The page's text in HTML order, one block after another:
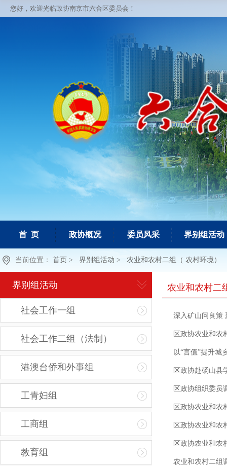
您好，欢迎光临政协南京市六合区委员会！
首 页 政协概况 委员风采 界别组活动
当前位置： 首页 > 界别组活动 > 农业和农村二组（ 农村环境）
界别组活动
社会工作一组
社会工作二组（法制）
港澳台侨和外事组
工青妇组
工商组
教育组
农业和农村二
深入矿山问良策
区政协农业和农
以“言值”提升
区政协赴砀山县
区政协组织委员
区政协农业和农
区政协农业和农
区政协农业和农
农业和农村二组